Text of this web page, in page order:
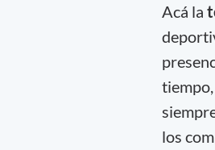
Acá la
los